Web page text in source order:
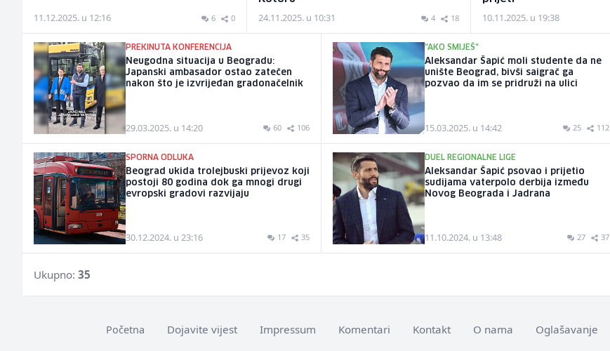
11.12.2025. u 12:16 6 0 24.11.2025. u 10:31 4 18 10.11.2025. u 19:38
PREKINUTA KONFERENCIJA
Neugodna situacija u Beogradu:
Japanski ambasador ostao zatečen
nakon što je izvrijeđan gradonačelnik
29.03.2025. u 14:20 60 106
"AKO SMIJEŠ"
Aleksandar Šapić moli studente da ne
unište Beograd, bivši saigrač ga
pozvao da im se pridruži na ulici
15.03.2025. u 14:42 25 112
SPORNA ODLUKA
Beograd ukida trolejbuski prijevoz koji
postoji 80 godina dok ga mnogi drugi
evropski gradovi razvijaju
30.12.2024. u 23:16 17 35
DUEL REGIONALNE LIGE
Aleksandar Šapić psovao i prijetio
sudijama vaterpolo derbija između
Novog Beograda i Jadrana
11.10.2024. u 13:48 27 37
Ukupno: 35
Početna Dojavite vijest Impressum Komentari Kontakt O nama Oglašavanje